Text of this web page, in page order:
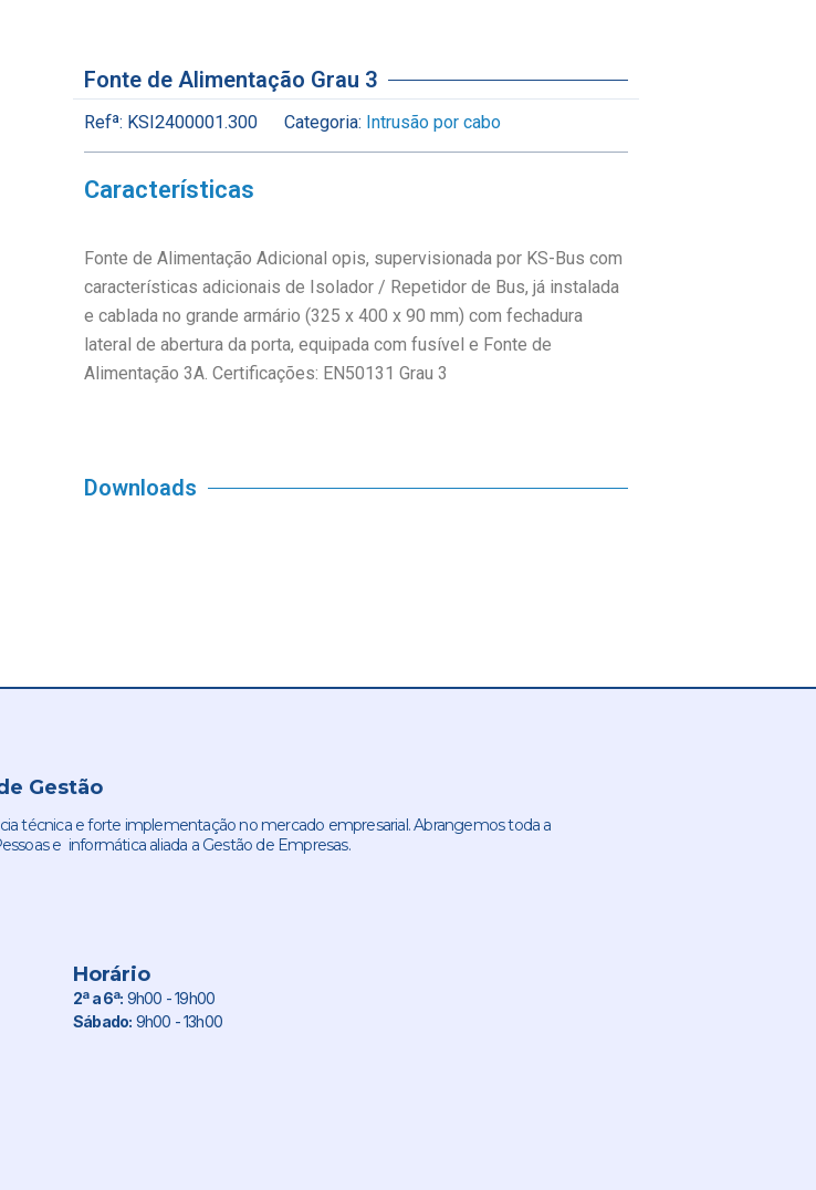
Fonte de Alimentação Grau 3
Refª: KSI2400001.300 Categoria: Intrusão por cabo
Características
Fonte de Alimentação Adicional opis, supervisionada por KS-Bus com
características adicionais de Isolador / Repetidor de Bus, já instalada
e cablada no grande armário (325 x 400 x 90 mm) com fechadura
lateral de abertura da porta, equipada com fusível e Fonte de
Alimentação 3A. Certificações: EN50131 Grau 3
Downloads
Gestão
técnica e forte implementação no mercado empresarial. Abrangemos toda a
e informática aliada a Gestão de Empresas.
Horário
2ª a 6ª: 9h00 - 19h00
Sábado: 9h00 - 13h00